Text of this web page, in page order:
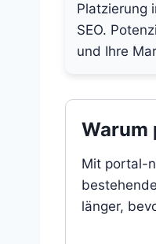
Platzierung
SEO.
und Ihre
Warum
Mit portal-
länger,